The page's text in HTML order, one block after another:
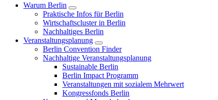
Warum Berlin
Praktische Infos für Berlin
Wirtschaftscluster in Berlin
Nachhaltiges Berlin
Veranstaltungsplanung
Berlin Convention Finder
Nachhaltige Veranstaltungsplanung
Sustainable Berlin
Berlin Impact Programm
Veranstaltungen mit sozialem Mehrwert
Kongressfonds Berlin